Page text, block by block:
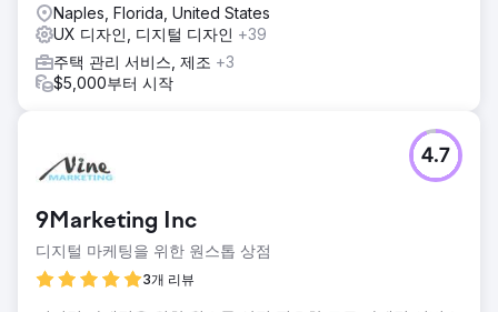
Naples, Florida, United States
UX 디자인, 디지털 디자인 +39
주택 관리 서비스, 제조 +3
$5,000부터 시작
9Marketing Inc
디지털 마케팅을 위한 원스톱 상점
3개 리뷰
4.7